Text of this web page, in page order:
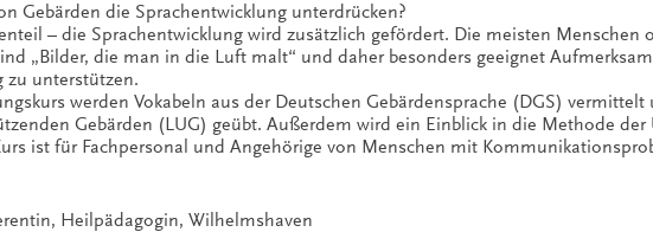
Gebärden die Sprachentwicklung unterdrücken?
– die Sprachentwicklung wird zusätzlich gefördert. Die meisten Menschen
„Bilder, die man in die Luft malt“ und daher besonders geeignet
zu unterstützen.
werden Vokabeln aus der Deutschen Gebärdensprache (DGS) vermittelt
Gebärden (LUG) geübt. Außerdem wird ein Einblick in die Methode
ist für Fachpersonal und Angehörige von Menschen mit
Heilpädagogin, Wilhelmshaven